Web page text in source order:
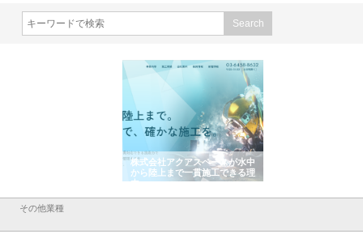
株式会社アクアスペースが水中
から陸上まで一貫施工できる理
由
その他業種